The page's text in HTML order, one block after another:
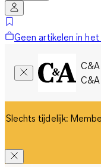
Geen artikelen in
Slechts tijdelijk: